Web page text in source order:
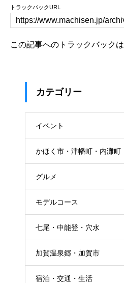
トラックバックURL
この記事へのトラックバックは
カテゴリー
イベント
かほく市・津幡町・内灘町
グルメ
モデルコース
七尾・中能登・穴水
加賀温泉郷・加賀市
宿泊・交通・生活